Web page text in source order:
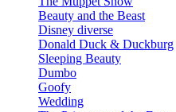
Beauty and the Beast
Disney diverse
Donald Duck & Duckburg
Sleeping Beauty
Dumbo
Goofy
Wedding